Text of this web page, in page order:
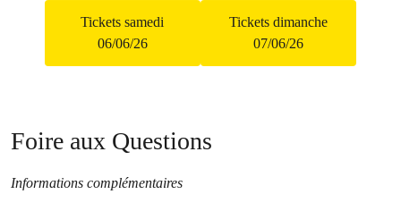
Tickets samedi
06/06/26
Tickets dimanche
07/06/26
Foire aux Questions
Informations complémentaires